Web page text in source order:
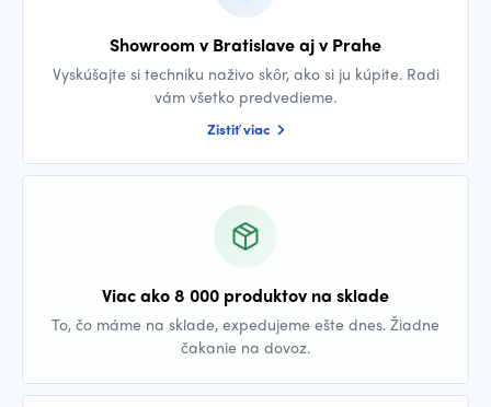
Showroom v Bratislave aj v Prahe
Vyskúšajte si techniku naživo skôr, ako si ju kúpite. Radi
vám všetko predvedieme.
Zistiť viac
Viac ako 8 000 produktov na sklade
To, čo máme na sklade, expedujeme ešte dnes. Žiadne
čakanie na dovoz.